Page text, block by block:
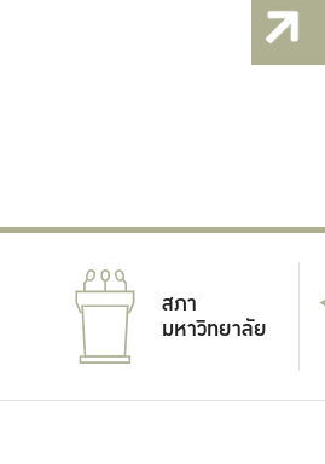
สภา
มหาวิทยาลัย